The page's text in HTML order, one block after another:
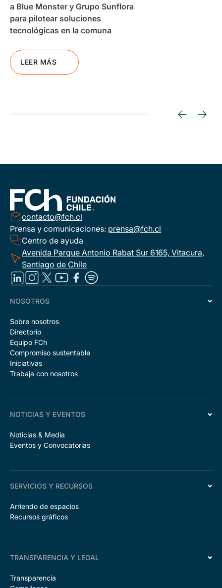
a Blue Monster y Grupo Sunflora
para pilotear soluciones
tecnológicas en la comuna
LEER MÁS
contacto@fch.cl
Prensa y comunicaciones: prensa@fch.cl
Centro de ayuda
Avenida Parque Antonio Rabat Sur 6165, Vitacura,
Santiago de Chile
NOSOTROS
Sobre nosotros
Directorio
Equipo FCh
Compromiso sustentable
Iniciativas
Trabaja con nosotros
NOTICIAS Y EVENTOS
Noticias & Media
Eventos y Convocatorias
SERVICIOS Y RECURSOS
Arriendo de espacios
Recursos gráficos
TRANSPARENCIA Y LEGAL
Transparencia